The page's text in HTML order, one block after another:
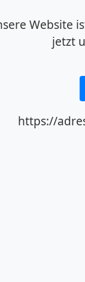
Website
jetzt
https://